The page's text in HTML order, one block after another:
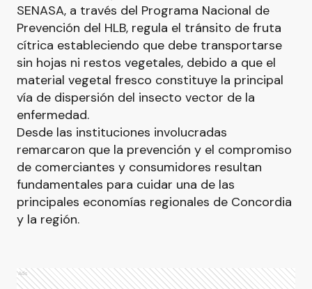
SENASA, a través del Programa Nacional de
Prevención del HLB, regula el tránsito de fruta
cítrica estableciendo que debe transportarse
sin hojas ni restos vegetales, debido a que el
material vegetal fresco constituye la principal
vía de dispersión del insecto vector de la
enfermedad.
Desde las instituciones involucradas
remarcaron que la prevención y el compromiso
de comerciantes y consumidores resultan
fundamentales para cuidar una de las
principales economías regionales de Concordia
y la región.
Ads